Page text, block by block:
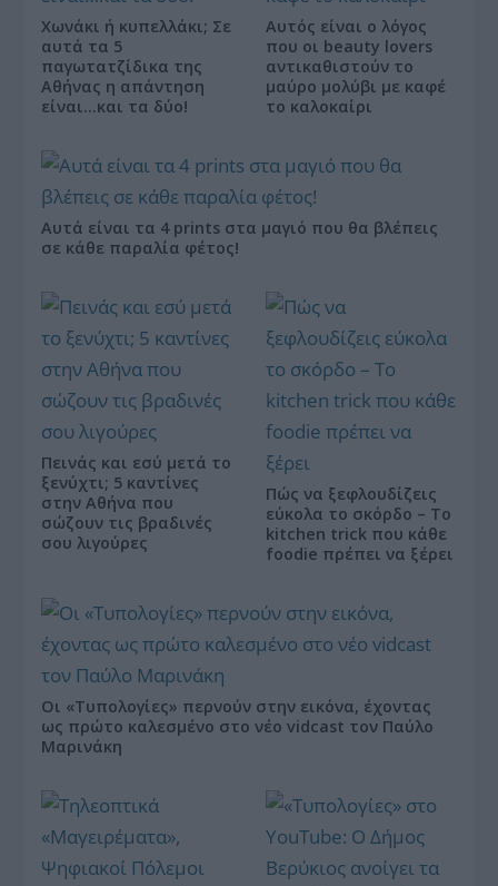
Χωνάκι ή κυπελλάκι; Σε
αυτά τα 5
παγωτατζίδικα της
Αθήνας η απάντηση
είναι…και τα δύο!
Αυτός είναι ο λόγος
που οι beauty lovers
αντικαθιστούν το
μαύρο μολύβι με καφέ
το καλοκαίρι
Αυτά είναι τα 4 prints στα μαγιό που θα βλέπεις
σε κάθε παραλία φέτος!
Πεινάς και εσύ μετά το
ξενύχτι; 5 καντίνες
στην Αθήνα που
σώζουν τις βραδινές
σου λιγούρες
Πώς να ξεφλουδίζεις
εύκολα το σκόρδο – Το
kitchen trick που κάθε
foodie πρέπει να ξέρει
Οι «Τυπολογίες» περνούν στην εικόνα, έχοντας
ως πρώτο καλεσμένο στο νέο vidcast τον Παύλο
Μαρινάκη